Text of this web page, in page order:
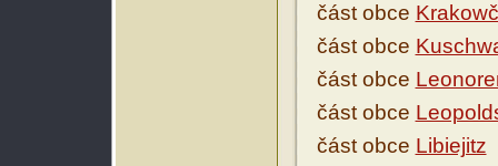
část obce
část obce
část obce
část obce
část obce Libiejitz